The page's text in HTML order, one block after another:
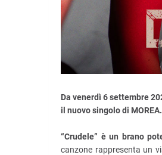
Da venerdì 6 settembre
il nuovo singolo di MOREA.
“Crudele” è un brano
canzone rappresenta un